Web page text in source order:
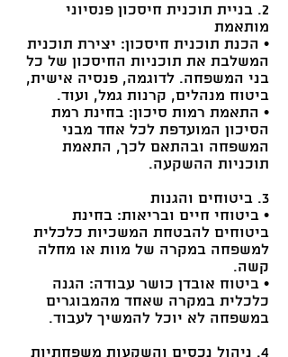
2. בניית תוכנית חיסכון פנסיוני
מותאמת
• הכנת תוכנית חיסכון: יצירת תוכנית
המשלבת את תוכניות החיסכון של כל
בני המשפחה. לדוגמה, פנסיה אישית,
ביטוח מנהלים, קרנות גמל, ועוד.
• התאמת רמות סיכון: בחינת רמת
הסיכון המועדפת לכל אחד מבני
המשפחה ובהתאם לכך, התאמת
תוכניות ההשקעה.
3. ביטוחים והגנות
• ביטוחי חיים ובריאות: בחינת
ביטוחים להבטחת המשכיות כלכלית
למשפחה במקרה של מוות או מחלה
קשה.
• ביטוח אובדן כושר עבודה: הגנה
כלכלית במקרה שאחד מהמבוגרים
במשפחה לא יוכל להמשיך לעבוד.
4. ניהול נכסים והשקעות משפחתיות